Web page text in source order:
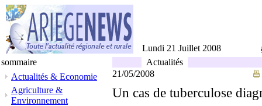
Lundi 21 Juillet 2008
sommaire
Actualités & Economie
Agriculture &
Environnement
Actualités
21/05/2008
Un cas de tuberculose